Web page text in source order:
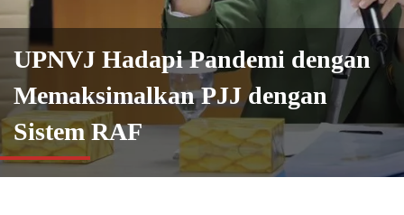
UPNVJ Hadapi Pandemi dengan
Memaksimalkan PJJ dengan
Sistem RAF